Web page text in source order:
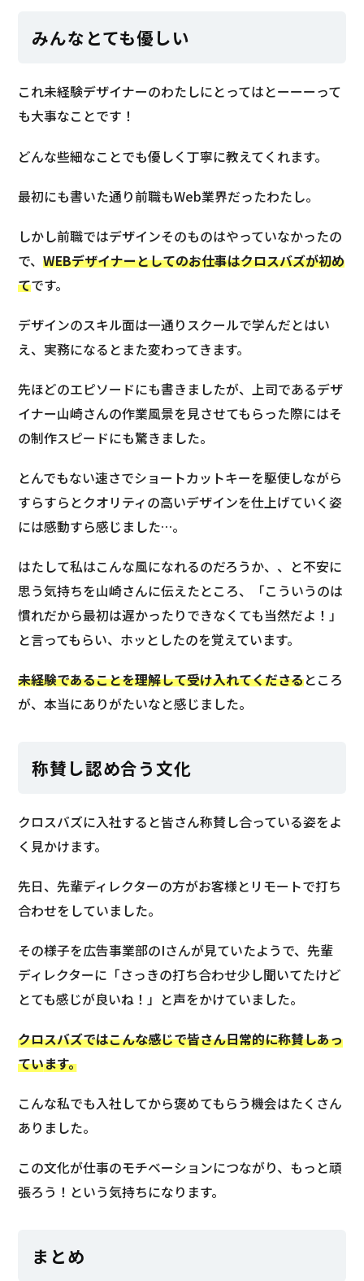
みんなとても優しい
これ未経験デザイナーのわたしにとってはとーーーって
も大事なことです！
どんな些細なことでも優しく丁寧に教えてくれます。
最初にも書いた通り前職もWeb業界だったわたし。
しかし前職ではデザインそのものはやっていなかったの
で、WEBデザイナーとしてのお仕事はクロスバズが初め
てです。
デザインのスキル面は一通りスクールで学んだとはい
え、実務になるとまた変わってきます。
先ほどのエピソードにも書きましたが、上司であるデザ
イナー山崎さんの作業風景を見させてもらった際にはそ
の制作スピードにも驚きました。
とんでもない速さでショートカットキーを駆使しながら
すらすらとクオリティの高いデザインを仕上げていく姿
には感動すら感じました…。
はたして私はこんな風になれるのだろうか、、と不安に
思う気持ちを山崎さんに伝えたところ、「こういうのは
慣れだから最初は遅かったりできなくても当然だよ！」
と言ってもらい、ホッとしたのを覚えています。
未経験であることを理解して受け入れてくださるところ
が、本当にありがたいなと感じました。
称賛し認め合う文化
クロスバズに入社すると皆さん称賛し合っている姿をよ
く見かけます。
先日、先輩ディレクターの方がお客様とリモートで打ち
合わせをしていました。
その様子を広告事業部のIさんが見ていたようで、先輩
ディレクターに「さっきの打ち合わせ少し聞いてたけど
とても感じが良いね！」と声をかけていました。
クロスバズではこんな感じで皆さん日常的に称賛しあっ
ています。
こんな私でも入社してから褒めてもらう機会はたくさん
ありました。
この文化が仕事のモチベーションにつながり、もっと頑
張ろう！という気持ちになります。
まとめ